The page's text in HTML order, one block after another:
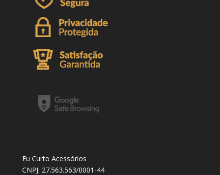
Eu Curto Acessórios
CNPJ: 27.563.563/0001-44